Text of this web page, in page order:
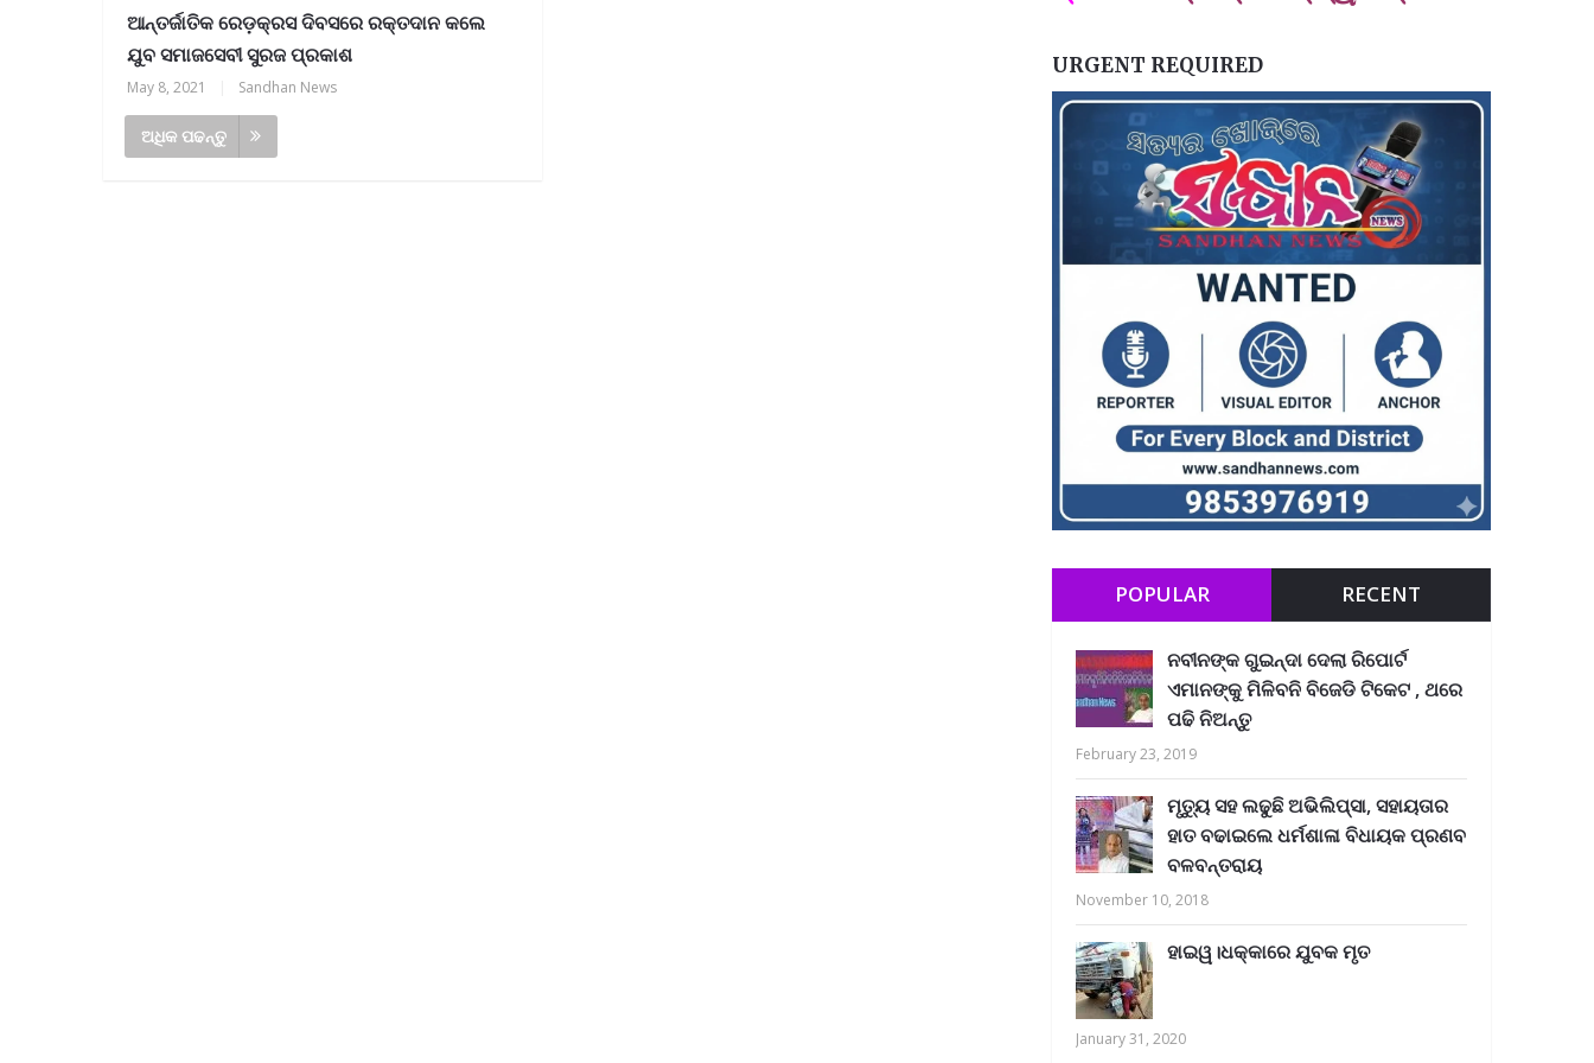
ଆନ୍ତର୍ଜାତିକ ରେଡ଼କ୍ରସ ଦିବସରେ ରକ୍ତଦାନ କଲେ
ଯୁବ ସମାଜସେବୀ ସୁରଜ ପ୍ରକାଶ
May 8, 2021 Sandhan News
ଅଧିକ ପଢନ୍ତୁ
URGENT REQUIRED
POPULAR RECENT
ନବୀନଙ୍କ ଗୁଇନ୍ଦା ଦେଲା ରିପୋର୍ଟ
ଏମାନଙ୍କୁ ମିଳିବନି ବିଜେଡି ଟିକେଟ , ଥରେ
ପଢି ନିଅନ୍ତୁ
February 23, 2019
ମୃତ୍ୟୁ ସହ ଲଢୁଛି ଅଭିଲିପ୍ସା, ସହାୟତାର
ହାତ ବଢାଇଲେ ଧର୍ମଶାଳା ବିଧାୟକ ପ୍ରଣବ
ବଳବନ୍ତରାୟ
November 10, 2018
ହାଇୱ।ଧକ୍କାରେ ଯୁବକ ମୃତ
January 31, 2020